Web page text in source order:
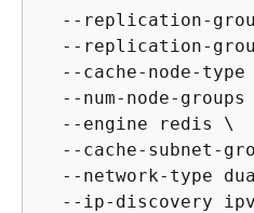
--replication-
--replication-
--cache-node-type
  --num-node-groups
  --engine redis \
--cache-subnet-
--network-type
--ip-discovery